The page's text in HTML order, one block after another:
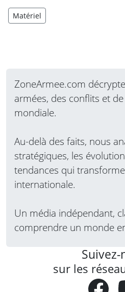
Matériel
ZoneArmee.com
armées, des conflits et
mondiale.
Au-delà des faits, nous
stratégiques, les
tendances qui
internationale.
Un média indépendant,
comprendre un monde
Suivez-
sur les